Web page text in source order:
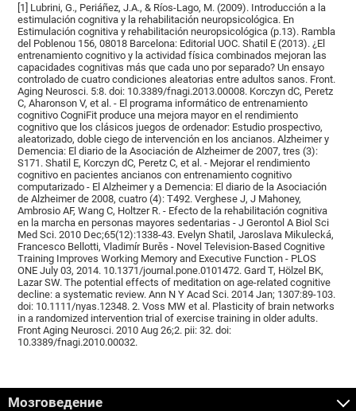
[1] Lubrini, G., Periáñez, J.A., & Ríos-Lago, M. (2009). Introducción a la
estimulación cognitiva y la rehabilitación neuropsicológica. En
Estimulación cognitiva y rehabilitación neuropsicológica (p.13). Rambla
del Poblenou 156, 08018 Barcelona: Editorial UOC. Shatil E (2013). ¿El
entrenamiento cognitivo y la actividad física combinados mejoran las
capacidades cognitivas más que cada uno por separado? Un ensayo
controlado de cuatro condiciones aleatorias entre adultos sanos. Front.
Aging Neurosci. 5:8. doi: 10.3389/fnagi.2013.00008. Korczyn dC, Peretz
C, Aharonson V, et al. - El programa informático de entrenamiento
cognitivo CogniFit produce una mejora mayor en el rendimiento
cognitivo que los clásicos juegos de ordenador: Estudio prospectivo,
aleatorizado, doble ciego de intervención en los ancianos. Alzheimer y
Demencia: El diario de la Asociación de Alzheimer de 2007, tres (3):
S171. Shatil E, Korczyn dC, Peretz C, et al. - Mejorar el rendimiento
cognitivo en pacientes ancianos con entrenamiento cognitivo
computarizado - El Alzheimer y a Demencia: El diario de la Asociación
de Alzheimer de 2008, cuatro (4): T492. Verghese J, J Mahoney,
Ambrosio AF, Wang C, Holtzer R. - Efecto de la rehabilitación cognitiva
en la marcha en personas mayores sedentarias - J Gerontol A Biol Sci
Med Sci. 2010 Dec;65(12):1338-43. Evelyn Shatil, Jaroslava Mikulecká,
Francesco Bellotti, Vladimír Burěs - Novel Television-Based Cognitive
Training Improves Working Memory and Executive Function - PLOS
ONE July 03, 2014. 10.1371/journal.pone.0101472. Gard T, Hölzel BK,
Lazar SW. The potential effects of meditation on age-related cognitive
decline: a systematic review. Ann N Y Acad Sci. 2014 Jan; 1307:89-103.
doi: 10.1111/nyas.12348. 2. Voss MW et al. Plasticity of brain networks
in a randomized intervention trial of exercise training in older adults.
Front Aging Neurosci. 2010 Aug 26;2. pii: 32. doi:
10.3389/fnagi.2010.00032.
Мозговедение